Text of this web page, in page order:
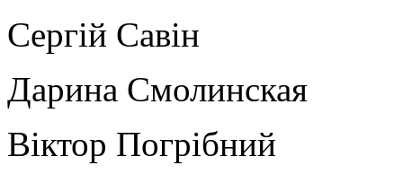
Сергій Савін
Дарина Смолинская
Віктор Погрібний